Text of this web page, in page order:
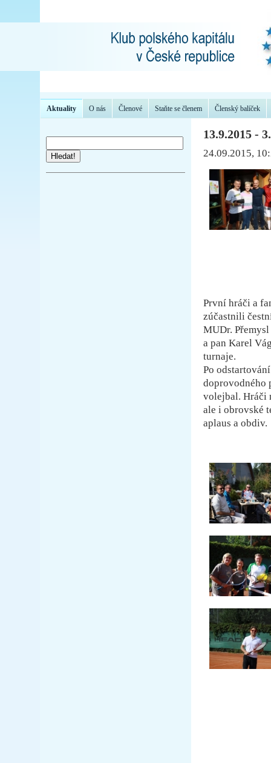
Aktuality O nás Členové Staňte se členem Členský balíček
Hledat!
13.9.2015 -
24.09.2015,
První hráči a
zúčastnili
MUDr.
a pan Karel
turnaje.
Po
doprovodného
volejbal. Hráči
ale i obrovské
aplaus a obdiv.